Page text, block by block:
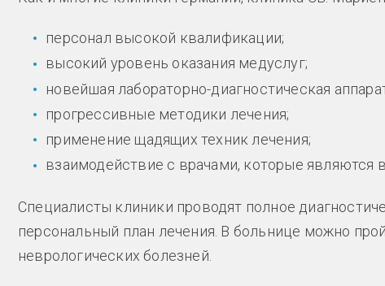
персонал высокой квалификации;
высокий уровень оказания медуслуг;
новейшая лабораторно-диагностическая
прогрессивные методики лечения;
применение щадящих техник лечения;
взаимодействие с врачами, которые
Специалисты клиники проводят полное
персональный план лечения. В больнице можно
неврологических болезней.